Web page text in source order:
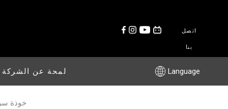
اتصل
بنا
لمحة عن الشركة Language
خوذة